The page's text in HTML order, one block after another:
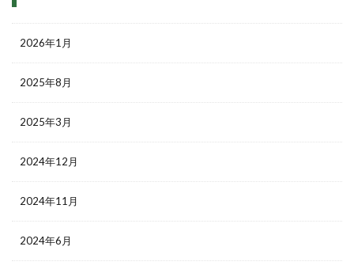
2026年1月
2025年8月
2025年3月
2024年12月
2024年11月
2024年6月